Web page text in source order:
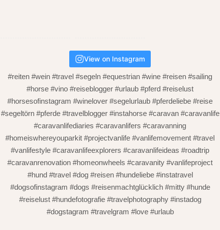
View on Instagram
#reiten #wein #travel #segeln #equestrian #wine #reisen #sailing
#horse #vino #reiseblogger #urlaub #pferd #reiselust
#horsesofinstagram #winelover #segelurlaub #pferdeliebe #reise
#segeltörn #pferde #travelblogger #instahorse #caravan #caravanlife
#caravanlifediaries #caravanlifers #caravanning
#homeiswhereyouparkit #projectvanlife #vanlifemovement #travel
#vanlifestyle #caravanlifeexplorers #caravanlifeideas #roadtrip
#caravanrenovation #homeonwheels #caravanity #vanlifeproject
#hund #travel #dog #reisen #hundeliebe #instatravel
#dogsofinstagram #dogs #reisenmachtglücklich #mitty #hunde
#reiselust #hundefotografie #travelphotography #instadog
#dogstagram #travelgram #love #urlaub